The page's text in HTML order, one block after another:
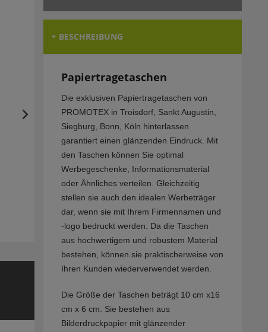
BESCHREIBUNG
Papiertragetaschen
Die exklusiven Papiertragetaschen von
PROMOTEX in Troisdorf, Sankt Augustin,
Siegburg, Bonn, Köln hinterlassen
garantiert einen glänzenden Eindruck. Mit
den Taschen können Sie optimal
Werbegeschenke, Informationsmaterial
oder Ähnliches verteilen. Gleichzeitig
stellen sie auch den idealen Werbeträger
dar, wenn sie mit Ihrem Firmennamen und
-logo bedruckt werden. Da die Taschen
aus hochwertigem und robustem Material
bestehen, können sie praktischerweise von
Ihren Kunden wiederverwendet werden.
Die Größe der Taschen beträgt 10 cm x16
cm x 6 cm. Sie bestehen aus
Bilderdruckpapier mit glänzender